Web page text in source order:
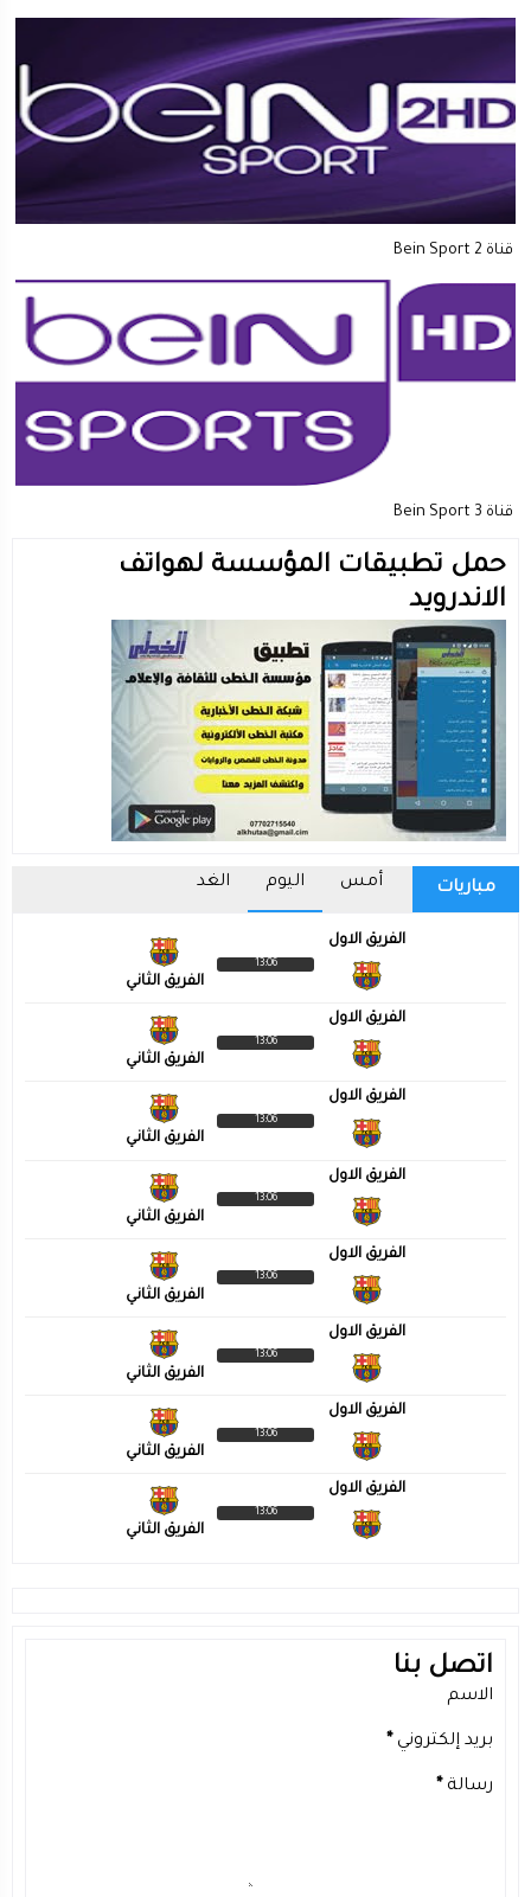
قناة Bein Sport 2
قناة Bein Sport 3
حمل تطبيقات المؤسسة لهواتف
الاندرويد
مباريات أمس اليوم الغد
الفريق الاول
13:06
الفريق الثاني
الفريق الاول
13:06
الفريق الثاني
الفريق الاول
13:06
الفريق الثاني
الفريق الاول
13:06
الفريق الثاني
الفريق الاول
13:06
الفريق الثاني
الفريق الاول
13:06
الفريق الثاني
الفريق الاول
13:06
الفريق الثاني
الفريق الاول
13:06
الفريق الثاني
اتصل بنا
الاسم
بريد إلكتروني *
رسالة *